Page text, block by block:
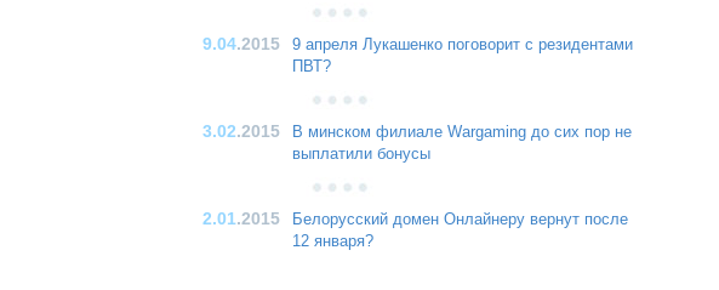
9.04.2015
9 апреля Лукашенко поговорит с резидентами
ПВТ?
3.02.2015
В минском филиале Wargaming до сих пор не
выплатили бонусы
2.01.2015
Белорусский домен Онлайнеру вернут после
12 января?